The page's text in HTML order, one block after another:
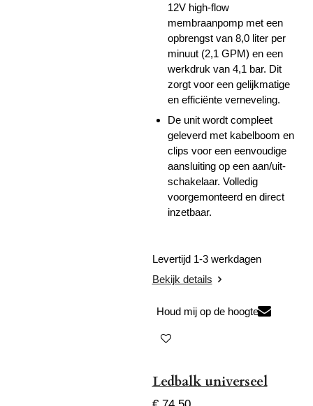
12V high-flow
membraanpomp met een
opbrengst van 8,0 liter per
minuut (2,1 GPM) en een
werkdruk van 4,1 bar. Dit
zorgt voor een gelijkmatige
en efficiënte verneveling.
De unit wordt compleet
geleverd met kabelboom en
clips voor een eenvoudige
aansluiting op een aan/uit-
schakelaar. Volledig
voorgemonteerd en direct
inzetbaar.
Levertijd 1-3 werkdagen
Bekijk details
Houd mij op de hoogte
Ledbalk universeel